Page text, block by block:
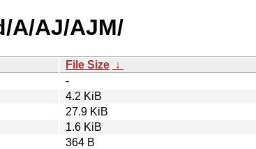
A/AJ/AJM/
File Size ↓
-
4.2 KiB
27.9 KiB
1.6 KiB
364 B